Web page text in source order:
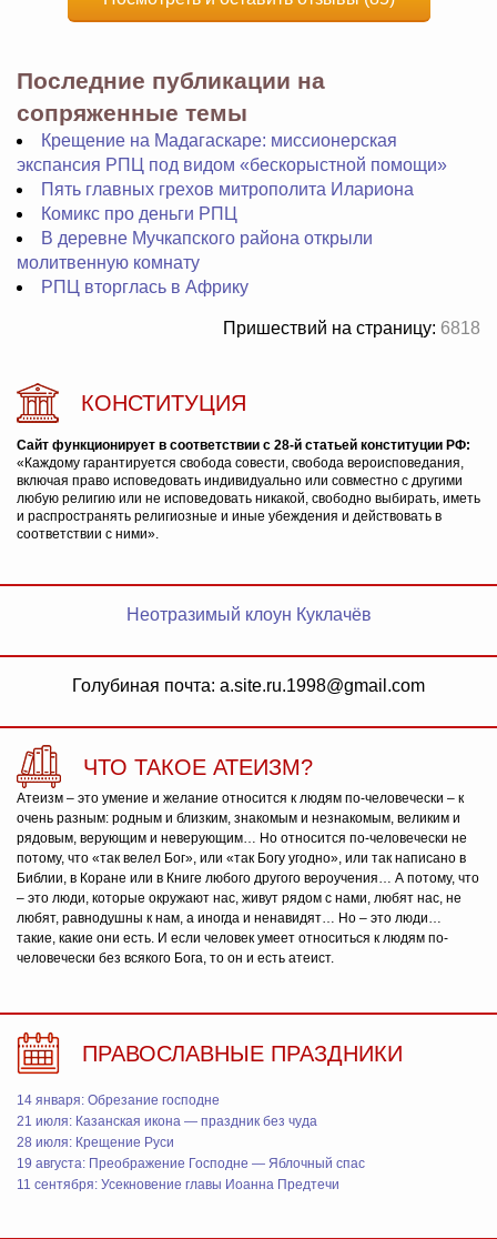
Последние публикации на
сопряженные темы
Крещение на Мадагаскаре: миссионерская
экспансия РПЦ под видом «бескорыстной помощи»
Пять главных грехов митрополита Илариона
Комикс про деньги РПЦ
В деревне Мучкапского района открыли
молитвенную комнату
РПЦ вторглась в Африку
Пришествий на страницу: 6818
КОНСТИТУЦИЯ
Сайт функционирует в соответствии с 28-й статьей конституции РФ:
«Каждому гарантируется свобода совести, свобода вероисповедания,
включая право исповедовать индивидуально или совместно с другими
любую религию или не исповедовать никакой, свободно выбирать, иметь
и распространять религиозные и иные убеждения и действовать в
соответствии с ними».
Неотразимый клоун Куклачёв
Голубиная почта: a.site.ru.1998@gmail.com
ЧТО ТАКОЕ АТЕИЗМ?
Атеизм – это умение и желание относится к людям по-человечески – к
очень разным: родным и близким, знакомым и незнакомым, великим и
рядовым, верующим и неверующим… Но относится по-человечески не
потому, что «так велел Бог», или «так Богу угодно», или так написано в
Библии, в Коране или в Книге любого другого вероучения… А потому, что
– это люди, которые окружают нас, живут рядом с нами, любят нас, не
любят, равнодушны к нам, а иногда и ненавидят… Но – это люди…
такие, какие они есть. И если человек умеет относиться к людям по-
человечески без всякого Бога, то он и есть атеист.
ПРАВОСЛАВНЫЕ ПРАЗДНИКИ
14 января: Обрезание господне
21 июля: Казанская икона — праздник без чуда
28 июля: Крещение Руси
19 августа: Преображение Господне — Яблочный спас
11 сентября: Усекновение главы Иоанна Предтечи